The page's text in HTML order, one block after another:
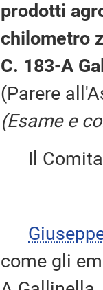
prodotti
chilometro
C. 183-A
(Parere
(Esame e
Il
come gli